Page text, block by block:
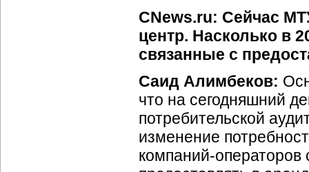
CNews.ru: Сейчас
центр. Насколько в
связанные с
Саид Алимбеков:
что на сегодняшний
потребительской
изменение
компаний-операторов